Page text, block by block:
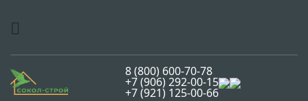
8 (800) 600-70-78
+7 (906) 292-00-15
+7 (921) 125-00-66